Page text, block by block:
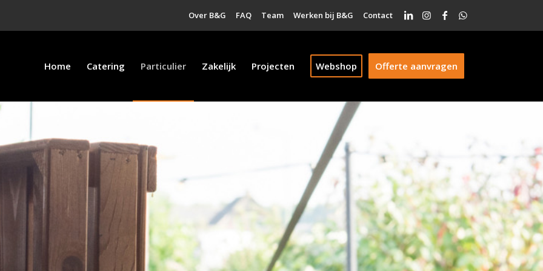
Over B&G FAQ Team Werken bij B&G Contact
Home Catering Particulier Zakelijk Projecten Webshop Offerte aanvragen